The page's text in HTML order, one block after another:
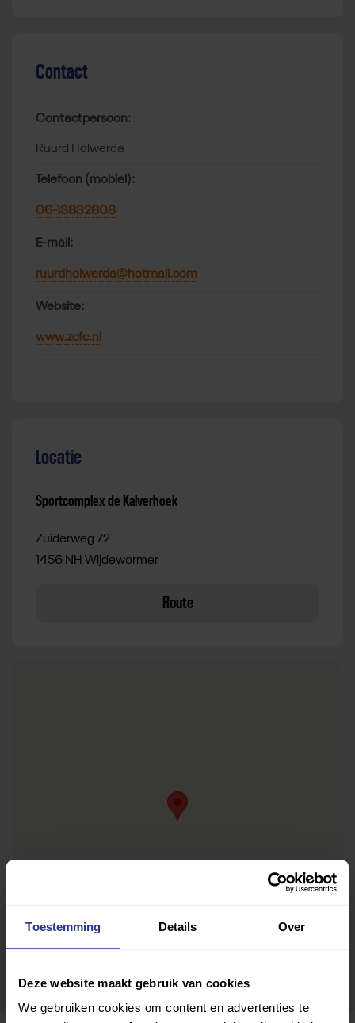
Toestemming Details Over
Deze website maakt gebruik van cookies
We gebruiken cookies om content en advertenties te
Contact
Contactpersoon:
Ruurd Holwerda
Telefoon (mobiel):
06-13832808
E-mail:
ruurdholwerda@hotmail.com
Website:
www.zcfc.nl
Locatie
Sportcomplex de Kalverhoek
Zuiderweg 72
1456 NH Wijdewormer
Route